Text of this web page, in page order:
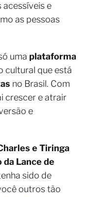
acessíveis e
as pessoas
uma plataforma
cultural que está
no Brasil. Com
crescer e atrair
e
e Tiringa
Lance de
sido de
outros tão